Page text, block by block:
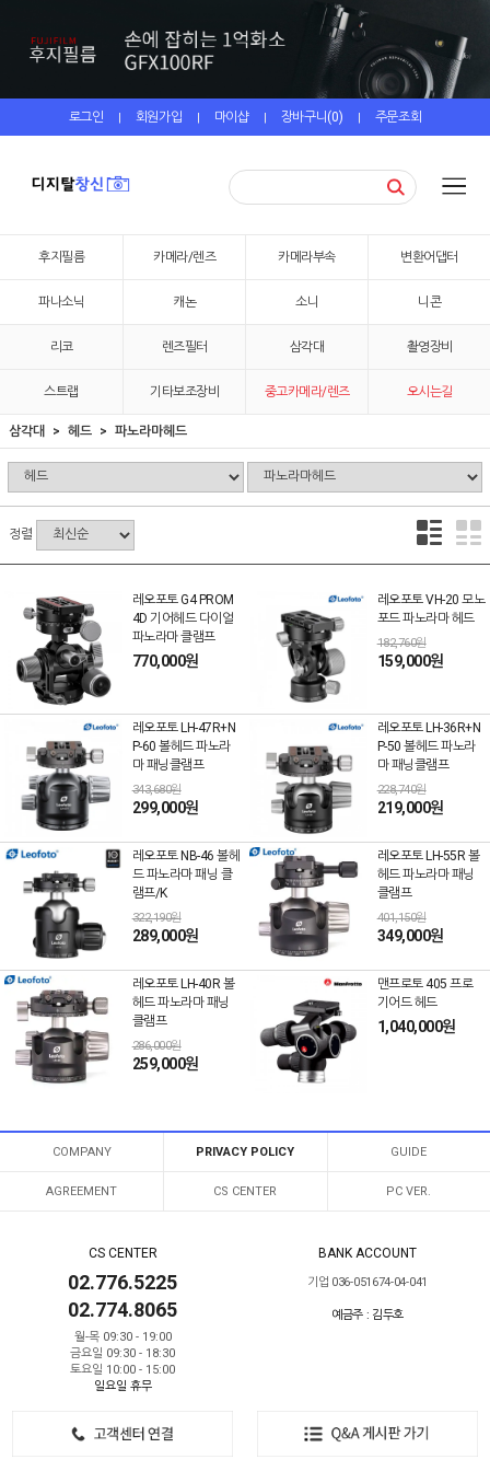
로그인 | 회원가입 | 마이샵 | 장바구니(0) | 주문조회
후지필름 카메라/렌즈 카메라부속 변환어댑터
파나소닉 캐논 소니 니콘
리코 렌즈필터 삼각대 촬영장비
스트랩 기타보조장비 중고카메라/렌즈 오시는길
삼각대 헤드 파노라마헤드
정렬
레오포토 G4 PROM
4D 기어헤드 다이얼
파노라마 클램프
770,000원
레오포토 VH-20 모노
포드 파노라마 헤드
182,760원
159,000원
레오포토 LH-47R+N
P-60 볼헤드 파노라
마 패닝클램프
343,680원
299,000원
레오포토 LH-36R+N
P-50 볼헤드 파노라
마 패닝클램프
228,740원
219,000원
레오포토 NB-46 볼헤
드 파노라마 패닝 클
램프/K
322,190원
289,000원
레오포토 LH-55R 볼
헤드 파노라마 패닝
클램프
401,150원
349,000원
레오포토 LH-40R 볼
헤드 파노라마 패닝
클램프
286,000원
259,000원
맨프로토 405 프로
기어드 헤드
1,040,000원
COMPANY PRIVACY POLICY GUIDE
AGREEMENT CS CENTER PC VER.
CS CENTER
02.776.5225
02.774.8065
월-목 09:30 - 19:00
금요일 09:30 - 18:30
토요일 10:00 - 15:00
일요일 휴무
BANK ACCOUNT
기업 036-051674-04-041
예금주 : 김두호